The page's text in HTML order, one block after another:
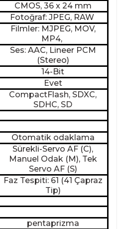
CMOS, 36 x 24 mm
Fotoğraf: JPEG, RAW
Filmler: MJPEG, MOV,
MP4,
Ses: AAC, Lineer PCM
(Stereo)
14-Bit
Evet
CompactFlash, SDXC,
SDHC, SD
Otomatik odaklama
Sürekli-Servo AF (C),
Manuel Odak (M), Tek
Servo AF (S)
Faz Tespiti: 61 (41 Çapraz
Tip)
pentaprizma